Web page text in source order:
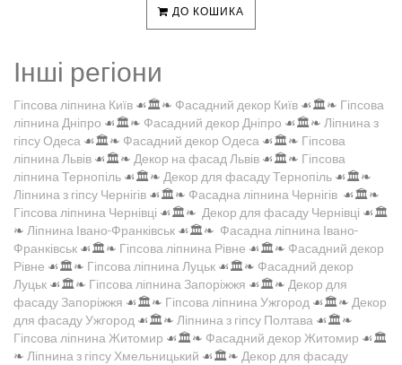
ДО КОШИКА
Інші регіони
Гіпсова ліпнина Київ ☙🏛️❧ Фасадний декор Київ ☙🏛️❧ Гіпсова
ліпнина Дніпро ☙🏛️❧ Фасадний декор Дніпро ☙🏛️❧ Ліпнина з
гіпсу Одеса ☙🏛️❧ Фасадний декор Одеса ☙🏛️❧ Гіпсова
ліпнина Львів ☙🏛️❧ Декор на фасад Львів ☙🏛️❧ Гіпсова
ліпнина Тернопіль ☙🏛️❧ Декор для фасаду Тернопіль ☙🏛️❧
Ліпнина з гіпсу Чернігів ☙🏛️❧ Фасадна ліпнина Чернігів ☙🏛️❧
Гіпсова ліпнина Чернівці ☙🏛️❧ Декор для фасаду Чернівці ☙🏛️
❧ Ліпнина Івано-Франківськ ☙🏛️❧ Фасадна ліпнина Івано-
Франківськ ☙🏛️❧ Гіпсова ліпнина Рівне ☙🏛️❧ Фасадний декор
Рівне ☙🏛️❧ Гіпсова ліпнина Луцьк ☙🏛️❧ Фасадний декор
Луцьк ☙🏛️❧ Гіпсова ліпнина Запоріжжя ☙🏛️❧ Декор для
фасаду Запоріжжя ☙🏛️❧ Гіпсова ліпнина Ужгород ☙🏛️❧ Декор
для фасаду Ужгород ☙🏛️❧ Ліпнина з гіпсу Полтава ☙🏛️❧
Гіпсова ліпнина Житомир ☙🏛️❧ Фасадний декор Житомир ☙🏛️
❧ Ліпнина з гіпсу Хмельницький ☙🏛️❧ Декор для фасаду